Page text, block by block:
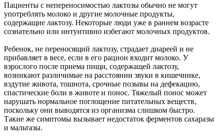
Пациенты с непереносимостью лактозы обычно не могут
употреблять молоко и другие молочные продукты,
содержащие лактозу. Некоторые люди уже в раннем возрасте
сознательно или интуитивно избегают молочных продуктов.
Ребенок, не переносящий лактозу, страдает диареей и не
прибавляет в весе, если в его рацион входит молоко. У
взрослого после приема пищи, содержащей лактозу,
возникают различимые на расстоянии звуки в кишечнике,
вздутие живота, тошнота, срочные позывы на дефекацию,
спастические боли в животе и понос. Тяжелый понос может
нарушать нормальное поглощение питательных веществ,
поскольку они выводятся из организма слишком быстро.
Такие же симптомы вызывает недостаток ферментов сахаразы
и мальтазы.